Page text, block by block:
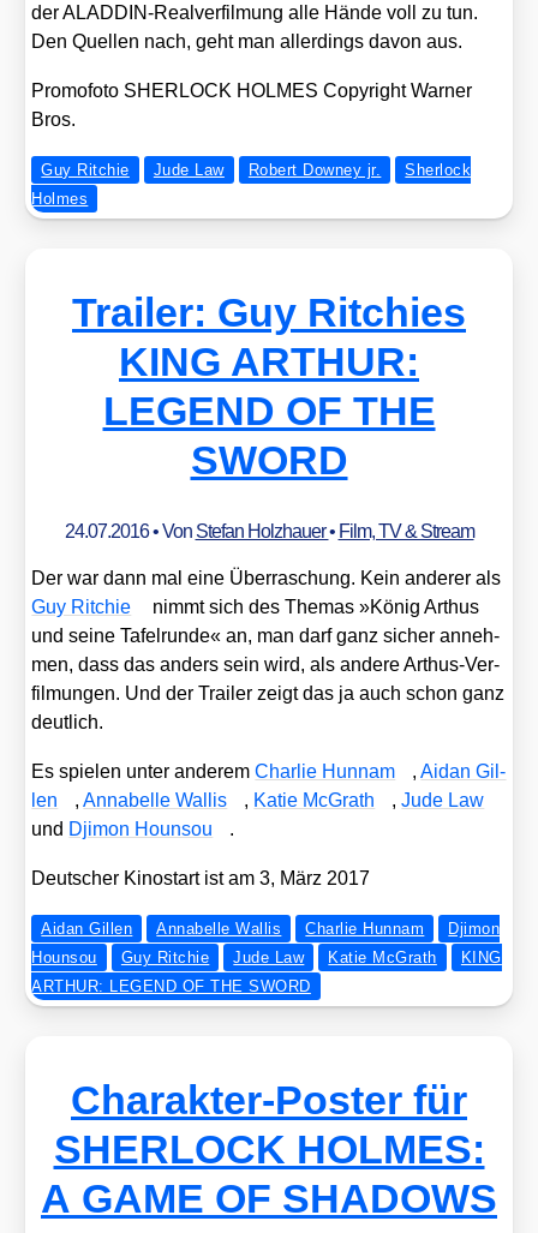
der ALAD­DIN-Real­ver­fil­mung alle Hän­de voll zu tun.
Den Quel­len nach, geht man aller­dings davon aus.
Pro­mo­fo­to SHERLOCK HOLMES Copy­right War­ner
Bros.
Guy Ritchie Jude Law Robert Downey jr.
Sherlock
Holmes
Trailer: Guy Ritchies
KING ARTHUR:
LEGEND OF THE
SWORD
24.07.2016• Von Stefan Holzhauer• Film, TV & Stream
Der war dann mal eine Über­ra­schung. Kein ande­rer als
Guy Rit­chie
nimmt sich des The­mas »König Arthus
und sei­ne Tafel­run­de« an, man darf ganz sicher anneh­
men, dass das anders sein wird, als ande­re Arthus-Ver­
fil­mun­gen. Und der Trai­ler zeigt das ja auch schon ganz
deut­lich.
Es spie­len unter ande­remChar­lie Hun­nam ,Aidan Gil­
len
,Anna­bel­le Wal­lis , Katie McGrath ,Jude Law
und Dji­mon Houn­sou .
Deut­scher Kino­start ist am 3, März 2017
Aidan Gillen Annabelle Wallis Charlie Hunnam
Djimon
Hounsou
Guy Ritchie Jude Law Katie McGrath
KING
ARTHUR: LEGEND OF THE SWORD
Charakter-Poster für
SHERLOCK HOLMES:
A GAME OF SHADOWS